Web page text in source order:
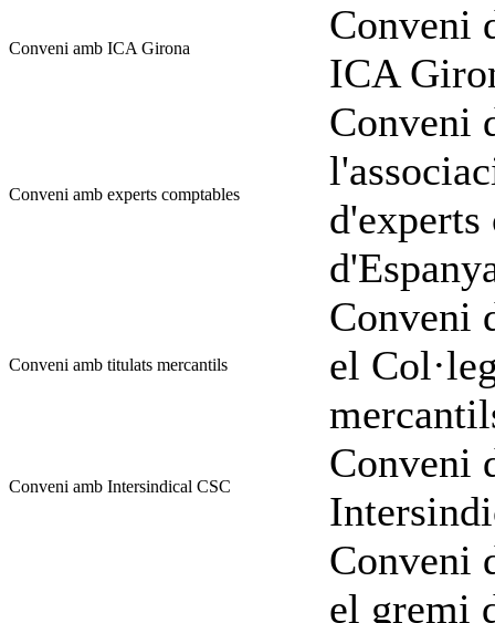
Conveni amb ICA Girona
Conveni
ICA
Conveni amb experts comptables
Conveni
d'experts
Conveni amb titulats mercantils
Conveni
el
Conveni amb Intersindical CSC
Conveni
Conveni
el gremi